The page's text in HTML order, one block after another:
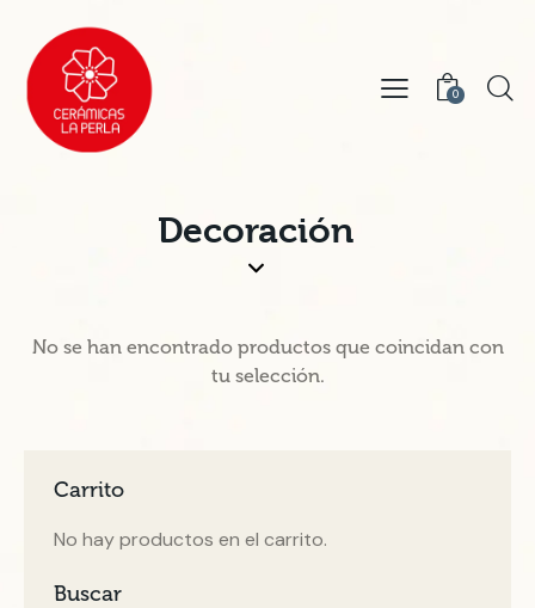
0
Decoración
No se han encontrado productos que coincidan con
tu selección.
Carrito
No hay productos en el carrito.
Buscar